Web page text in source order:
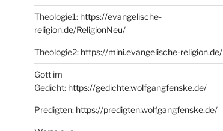
Theologie1: https://evangelische-
religion.de/ReligionNeu/
Theologie2: https://mini.evangelische-religion.de/
Gott im
Gedicht: https://gedichte.wolfgangfenske.de/
Predigten: https://predigten.wolfgangfenske.de/